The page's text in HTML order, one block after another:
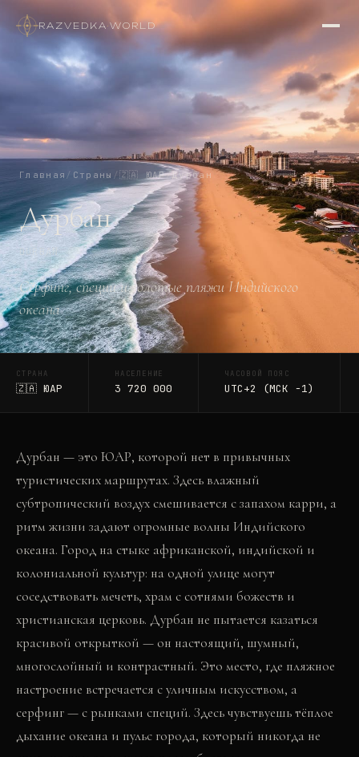
RAZVEDKA·WORLD
Главная / Страны / 🇿🇦 ЮАР/Дурбан
Дурбан
DURBAN
Сёрфинг, специи и золотые пляжи Индийского
океана
СТРАНА
🇿🇦 ЮАР
НАСЕЛЕНИЕ
3 720 000
ЧАСОВОЙ ПОЯС
UTC+2 (МСК −1)
Дурбан — это ЮАР, которой нет в привычных
туристических маршрутах. Здесь влажный
субтропический воздух смешивается с запахом карри, а
ритм жизни задают огромные волны Индийского
океана. Город на стыке африканской, индийской и
колониальной культур: на одной улице могут
соседствовать мечеть, храм с сотнями божеств и
христианская церковь. Дурбан не пытается казаться
красивой открыткой — он настоящий, шумный,
многослойный и контрастный. Это место, где пляжное
настроение встречается с уличным искусством, а
серфинг — с рынками специй. Здесь чувствуешь тёплое
дыхание океана и пульс города, который никогда не